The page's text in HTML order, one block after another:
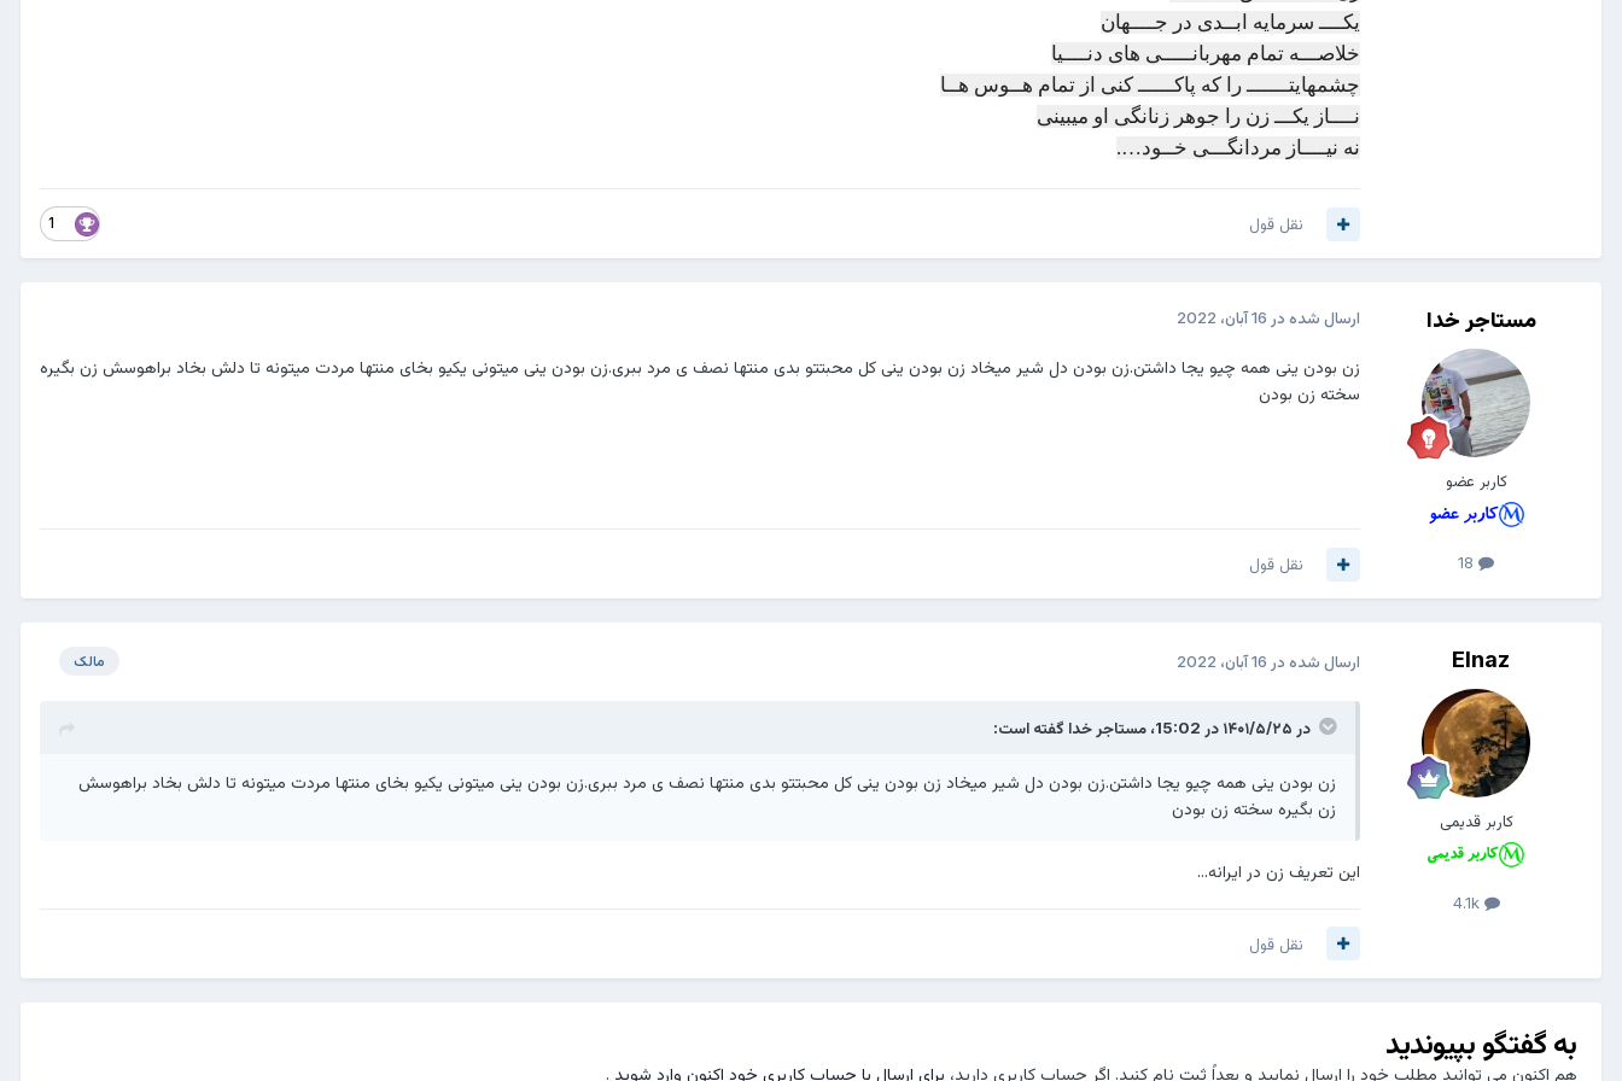
یکــــ سرمایه ابــدی در جــــهان
خلاصـــه تمام مهربانـــــی های دنــــیا
چشمهایتـــــــ را که پاکــــــ کنی از تمام هــوس هــا
نــــاز یکـــ زن را جوهر زنانگی او میبینی
نه نیــــاز مردانگـــی خــود….
1 نقل قول
مستاجر خدا
کاربر عضو
ارسال شده در 16 آبان، 2022
زن بودن ینی همه چیو یجا داشتن.زن بودن دل شیر میخاد زن بودن ینی کل محبتتو بدی منتها نصف ی مرد ببری.زن بودن ینی میتونی یکیو بخای منتها مردت میتونه تا دلش بخاد براهوسش زن بگیره
سخته زن بودن
نقل قول
Elnaz
کاربر قدیمی
4.1k
مالک ارسال شده در 16 آبان، 2022
در ۱۴۰۱/۵/۲۵ در 15:02، مستاجر خدا گفته است:
زن بودن ینی همه چیو یجا داشتن.زن بودن دل شیر میخاد زن بودن ینی کل محبتتو بدی منتها نصف ی مرد ببری.زن بودن ینی میتونی یکیو بخای منتها مردت میتونه تا دلش بخاد براهوسش
زن بگیره سخته زن بودن
این تعریف زن در ایرانه...
نقل قول
به گفتگو بپیوندید
هم اکنون می توانید مطلب خود را ارسال نمایید و بعداً ثبت نام کنید. اگر حساب کاربری دارید، برای ارسال با حساب کاربری خود اکنون وارد شوید .